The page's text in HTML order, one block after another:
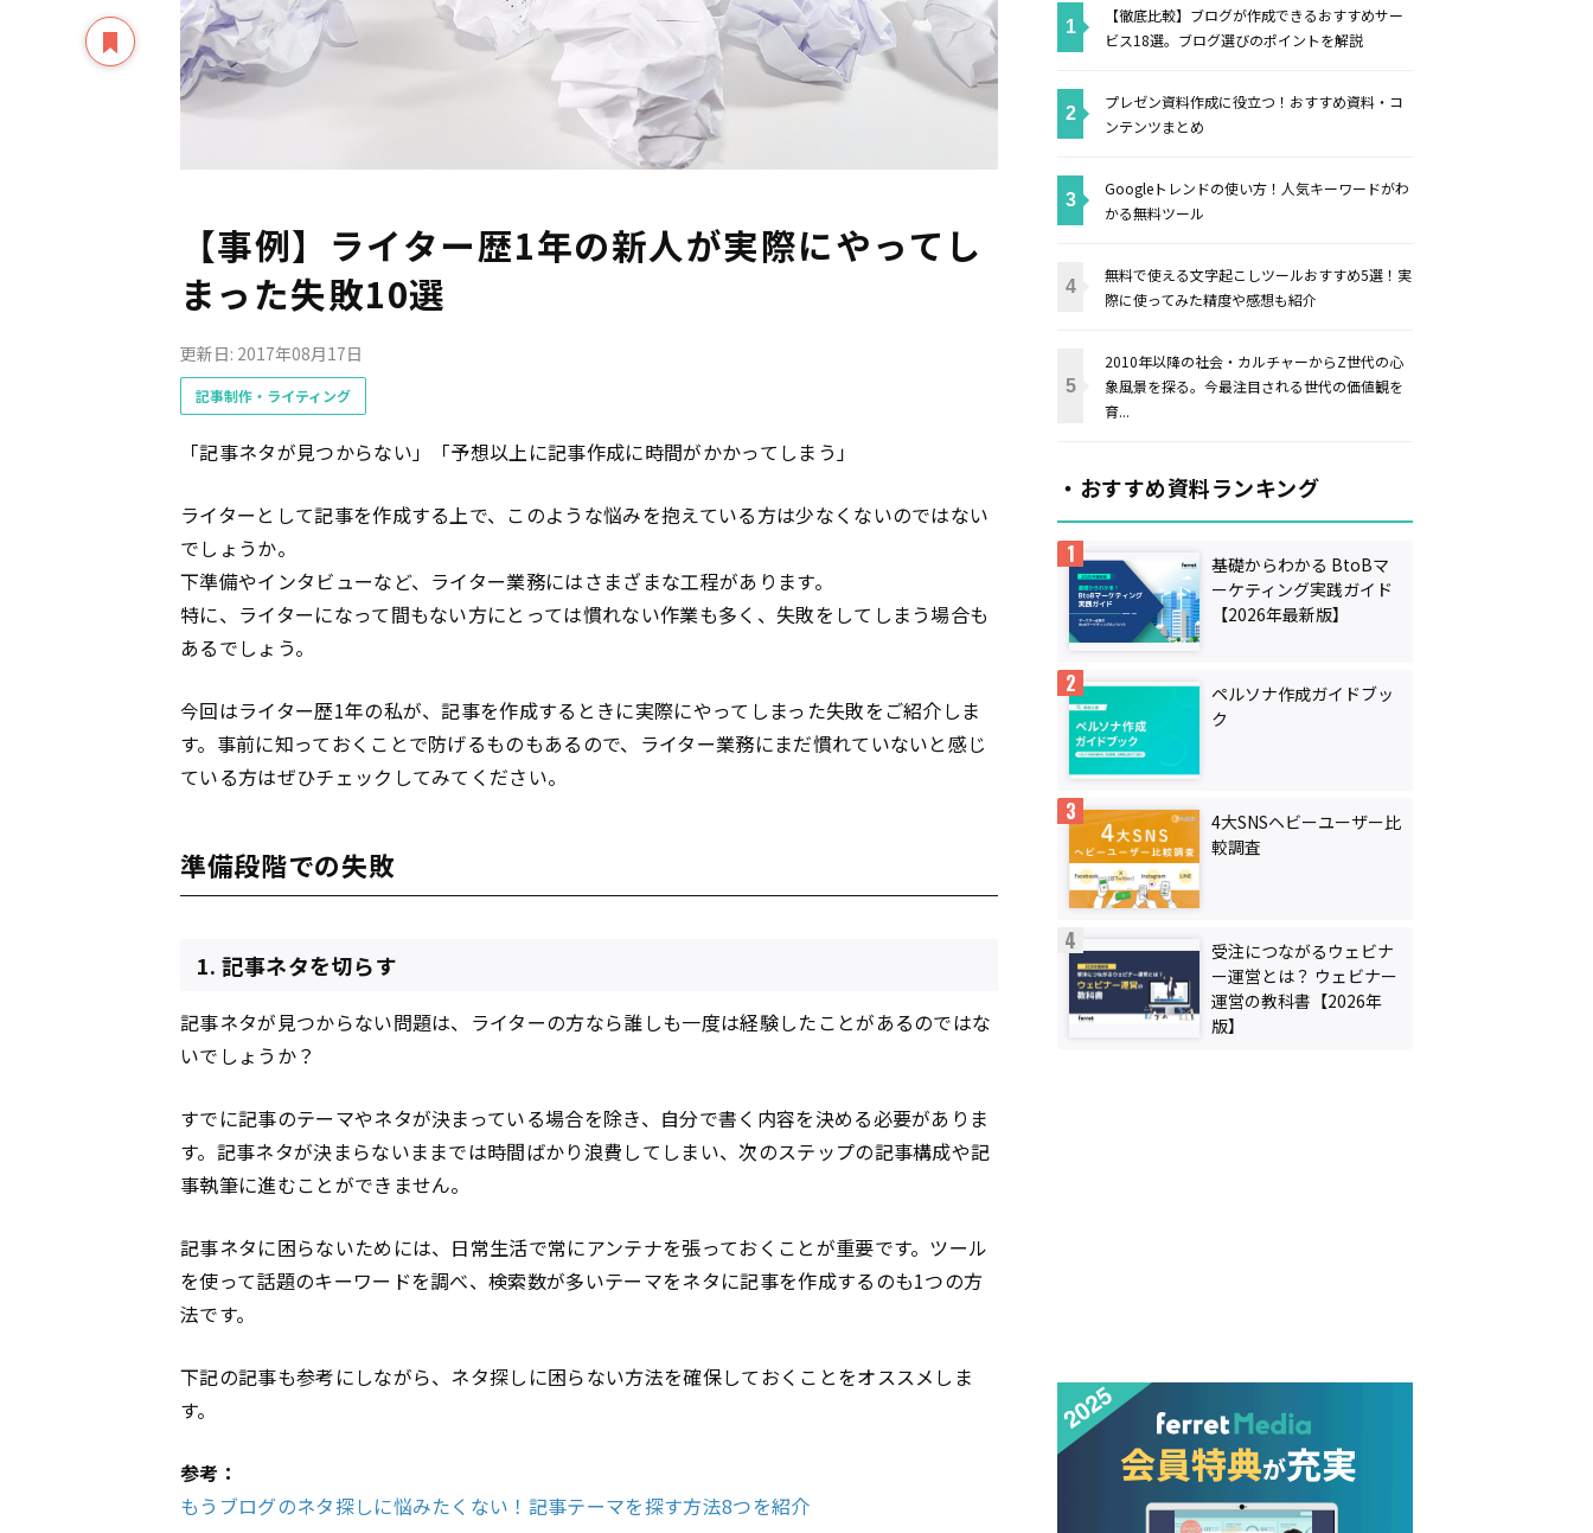
【事例】ライター歴1年の新人が実際にやってし
まった失敗10選
更新日: 2017年08月17日
記事制作・ライティング
「記事ネタが見つからない」「予想以上に記事作成に時間がかかってしまう」
ライターとして記事を作成する上で、このような悩みを抱えている方は少なくないのではない
でしょうか。
下準備やインタビューなど、ライター業務にはさまざまな工程があります。
特に、ライターになって間もない方にとっては慣れない作業も多く、失敗をしてしまう場合も
あるでしょう。
今回はライター歴1年の私が、記事を作成するときに実際にやってしまった失敗をご紹介しま
す。事前に知っておくことで防げるものもあるので、ライター業務にまだ慣れていないと感じ
ている方はぜひチェックしてみてください。
準備段階での失敗
1. 記事ネタを切らす
記事ネタが見つからない問題は、ライターの方なら誰しも一度は経験したことがあるのではな
いでしょうか？
すでに記事のテーマやネタが決まっている場合を除き、自分で書く内容を決める必要がありま
す。記事ネタが決まらないままでは時間ばかり浪費してしまい、次のステップの記事構成や記
事執筆に進むことができません。
記事ネタに困らないためには、日常生活で常にアンテナを張っておくことが重要です。ツール
を使って話題のキーワードを調べ、検索数が多いテーマをネタに記事を作成するのも1つの方
法です。
下記の記事も参考にしながら、ネタ探しに困らない方法を確保しておくことをオススメしま
す。
参考：
もうブログのネタ探しに悩みたくない！記事テーマを探す方法8つを紹介
【徹底比較】ブログが作成できるおすすめサー
ビス18選。ブログ選びのポイントを解説
プレゼン資料作成に役立つ！おすすめ資料・コ
ンテンツまとめ
Googleトレンドの使い方！人気キーワードがわ
かる無料ツール
無料で使える文字起こしツールおすすめ5選！実
際に使ってみた精度や感想も紹介
2010年以降の社会・カルチャーからZ世代の心
象風景を探る。今最注目される世代の価値観を
育...
・おすすめ資料ランキング
基礎からわかる BtoBマ
ーケティング実践ガイド
【2026年最新版】
ペルソナ作成ガイドブッ
ク
4大SNSヘビーユーザー比
較調査
受注につながるウェビナ
ー運営とは？ ウェビナー
運営の教科書【2026年
版】